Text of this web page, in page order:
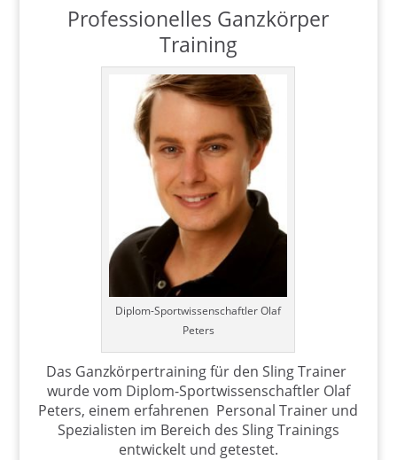
Professionelles Ganzkörper
Training
Diplom-Sportwissenschaftler Olaf
Peters
Das Ganzkörpertraining für den Sling Trainer
wurde vom Diplom-Sportwissenschaftler Olaf
Peters, einem erfahrenen Personal Trainer und
Spezialisten im Bereich des Sling Trainings
entwickelt und getestet.